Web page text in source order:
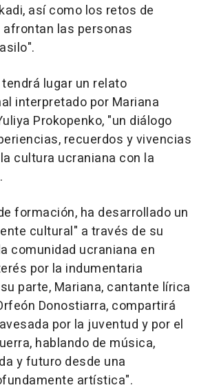
así como los retos de
las personas
lugar un relato
interpretado por Mariana
Prokopenko, "un diálogo
recuerdos y vivencias
cultura ucraniana con la
formación, ha desarrollado un
cultural" a través de su
comunidad ucraniana en
por la indumentaria
parte, Mariana, cantante lírica
Donostiarra, compartirá
por la juventud y por el
hablando de música,
y futuro desde una
artística".